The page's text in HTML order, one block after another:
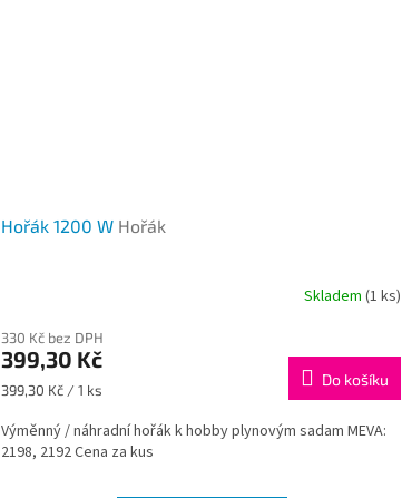
Hořák 1200 W Hořák
Skladem (1 ks)
330 Kč bez DPH
399,30 Kč
Měrná
399,30 Kč / 1 ks
Do košíku
Výměnný / náhradní hořák k hobby plynovým sadam MEVA:
2198, 2192 Cena za kus